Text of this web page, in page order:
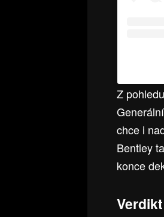
Z
chce i
Bentley
konce
Verdikt